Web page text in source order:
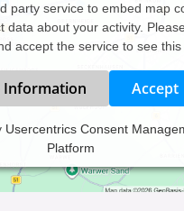
party service to embed map
data about your activity.
accept the service to see this
Information Accept
Usercentrics Consent
Platform
9 , 28217 Bremen